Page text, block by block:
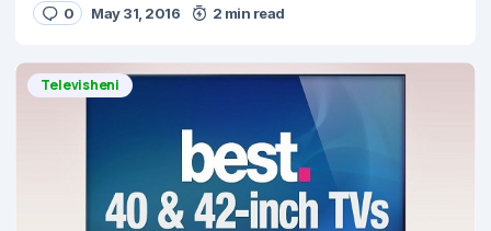
0 May 31, 2016 2 min read
Televisheni